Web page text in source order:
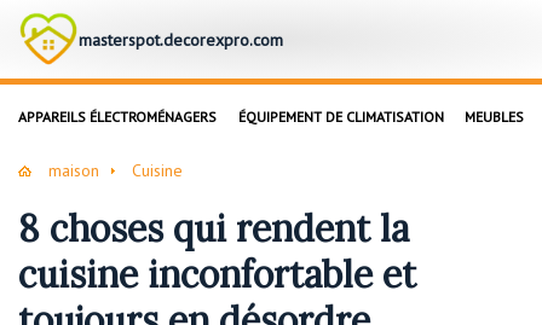
masterspot.decorexpro.com
APPAREILS ÉLECTROMÉNAGERS ÉQUIPEMENT DE CLIMATISATION MEUBLES
maison Cuisine
8 choses qui rendent la
cuisine inconfortable et